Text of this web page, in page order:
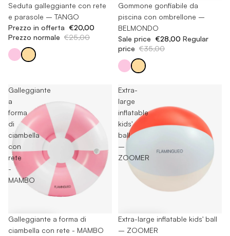
-20%
Seduta galleggiante con rete
e parasole – TANGO
Prezzo in offerta €20,00
Prezzo normale €25,00
-20%
Gommone gonfiabile da
piscina con ombrellone –
BELMONDO
Sale price €28,00 Regular
price €35,00
Galleggiante
a
forma
di
ciambella
con
rete
-
MAMBO
-25%
Galleggiante a forma di
ciambella con rete - MAMBO
Extra-
large
inflatable
kids'
ball
–
ZOOMER
-33%
Extra-large inflatable kids' ball
– ZOOMER